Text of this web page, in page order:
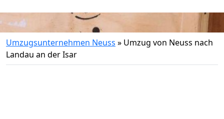
Umzugsunternehmen Neuss » Umzug von Neuss nach
Landau an der Isar